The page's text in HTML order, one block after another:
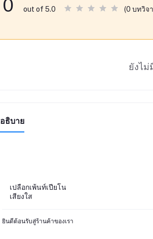
0 out of 5.0 (0 บทวิจ
ยังไม่
ธิบาย
เปลือกเพ้นท์เปียโน
เสียงใส
ยินดีต้อนรับสู่ร้านค้าของเรา